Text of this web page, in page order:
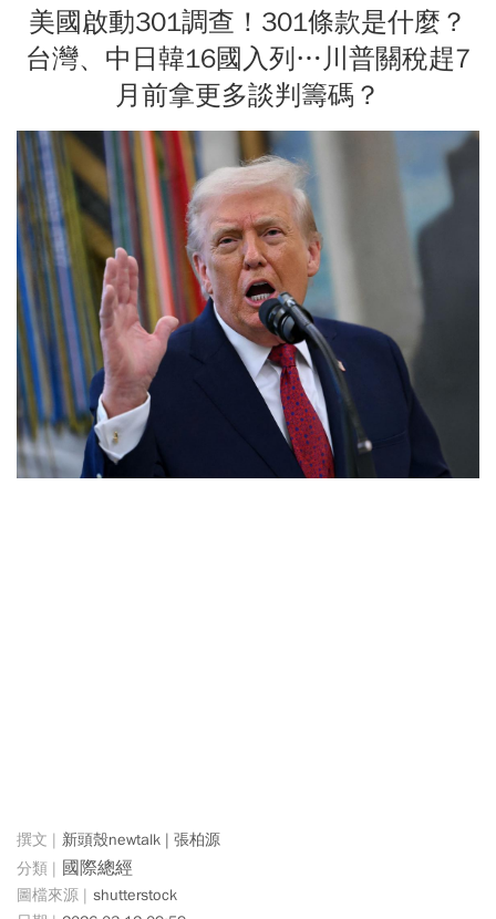
美國啟動301調查！301條款是什麼？
台灣、中日韓16國入列…川普關稅趕7
月前拿更多談判籌碼？
新頭殼newtalk | 張柏源
國際總經
shutterstock